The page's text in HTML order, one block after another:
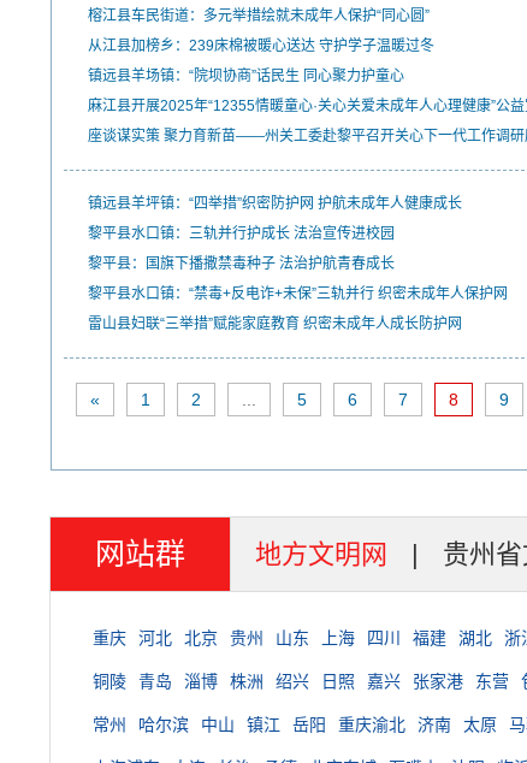
榕江县车民街道：多元举措绘就未成年人保护“同心圆”
从江县加榜乡：239床棉被暖心送达 守护学子温暖过冬
镇远县羊场镇：“院坝协商”话民生 同心聚力护童心
麻江县开展2025年“12355情暖童心·关心关爱未成年人心理健康”公
座谈谋实策 聚力育新苗——州关工委赴黎平召开关心下一代工作调研
镇远县羊坪镇：“四举措”织密防护网 护航未成年人健康成长
黎平县水口镇：三轨并行护成长 法治宣传进校园
黎平县：国旗下播撒禁毒种子 法治护航青春成长
黎平县水口镇：“禁毒+反电诈+未保”三轨并行 织密未成年人保护网
雷山县妇联“三举措”赋能家庭教育 织密未成年人成长防护网
« 1 2 5 6 7 8 9
网站群 地方文明网 | 贵州
重庆 河北 北京 贵州 山东 上海 四川 福建 湖北 浙
铜陵 青岛 淄博 株洲 绍兴 日照 嘉兴 张家港 东营
常州 哈尔滨 中山 镇江 岳阳 重庆渝北 济南 太原